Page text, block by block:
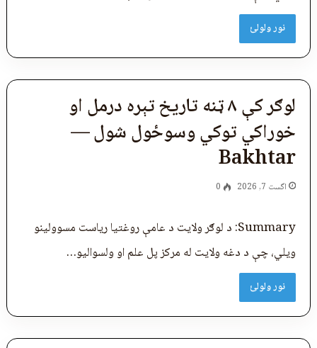
نور ولولئ
لوګر کې ۸ ټنه تاریخ تېره درمل او
خوراکي توکي وسوځول شول —
Bakhtar
اگست 7, 2026 0
Summary: د لوګر ولایت د عامې روغتیا ریاست مسوولینو
ویلي، چې د دغه ولایت له مرکز پل‌ علم او ولسوالیو…
نور ولولئ